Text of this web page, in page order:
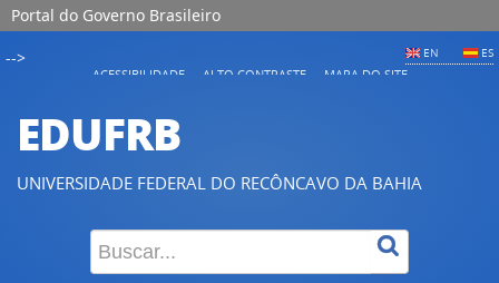
Portal do Governo Brasileiro
EN ES
-->
ACESSIBILIDADE ALTO CONTRASTE MAPA DO SITE
EDUFRB
UNIVERSIDADE FEDERAL DO RECÔNCAVO DA BAHIA